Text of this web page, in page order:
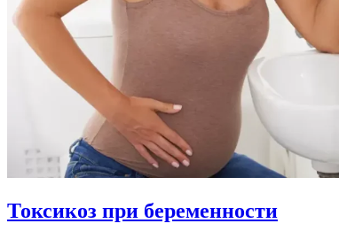
Токсикоз при беременности